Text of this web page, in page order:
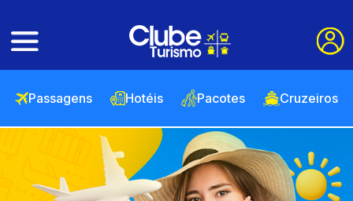
Passagens Hotéis Pacotes Cruzeiros